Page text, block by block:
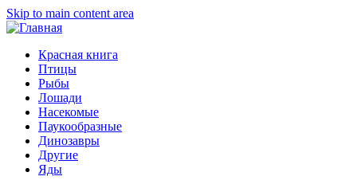
Skip to main content area
Красная книга
Птицы
Рыбы
Лошади
Насекомые
Паукообразные
Динозавры
Другие
Яды